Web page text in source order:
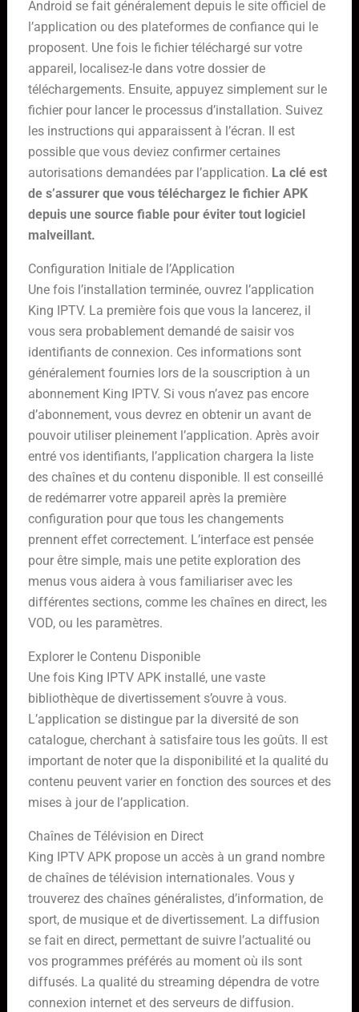
Android se fait généralement depuis le site officiel de
l’application ou des plateformes de confiance qui le
proposent. Une fois le fichier téléchargé sur votre
appareil, localisez-le dans votre dossier de
téléchargements. Ensuite, appuyez simplement sur le
fichier pour lancer le processus d’installation. Suivez
les instructions qui apparaissent à l’écran. Il est
possible que vous deviez confirmer certaines
autorisations demandées par l’application. La clé est
de s’assurer que vous téléchargez le fichier APK
depuis une source fiable pour éviter tout logiciel
malveillant.
Configuration Initiale de l’Application
Une fois l’installation terminée, ouvrez l’application
King IPTV. La première fois que vous la lancerez, il
vous sera probablement demandé de saisir vos
identifiants de connexion. Ces informations sont
généralement fournies lors de la souscription à un
abonnement King IPTV. Si vous n’avez pas encore
d’abonnement, vous devrez en obtenir un avant de
pouvoir utiliser pleinement l’application. Après avoir
entré vos identifiants, l’application chargera la liste
des chaînes et du contenu disponible. Il est conseillé
de redémarrer votre appareil après la première
configuration pour que tous les changements
prennent effet correctement. L’interface est pensée
pour être simple, mais une petite exploration des
menus vous aidera à vous familiariser avec les
différentes sections, comme les chaînes en direct, les
VOD, ou les paramètres.
Explorer le Contenu Disponible
Une fois King IPTV APK installé, une vaste
bibliothèque de divertissement s’ouvre à vous.
L’application se distingue par la diversité de son
catalogue, cherchant à satisfaire tous les goûts. Il est
important de noter que la disponibilité et la qualité du
contenu peuvent varier en fonction des sources et des
mises à jour de l’application.
Chaînes de Télévision en Direct
King IPTV APK propose un accès à un grand nombre
de chaînes de télévision internationales. Vous y
trouverez des chaînes généralistes, d’information, de
sport, de musique et de divertissement. La diffusion
se fait en direct, permettant de suivre l’actualité ou
vos programmes préférés au moment où ils sont
diffusés. La qualité du streaming dépendra de votre
connexion internet et des serveurs de diffusion.